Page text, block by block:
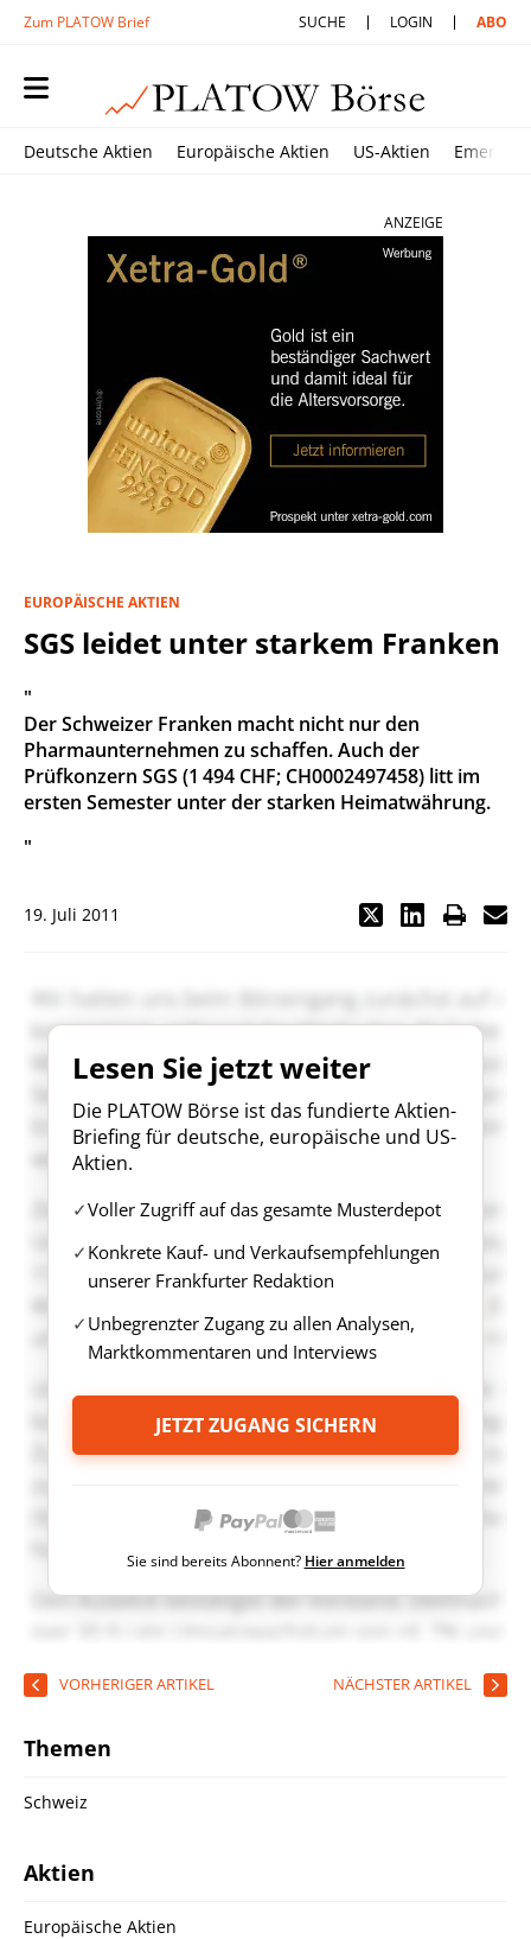
Zum PLATOW Brief SUCHE LOGIN ABO
Deutsche Aktien Europäische Aktien US-Aktien
ANZEIGE
EUROPÄISCHE AKTIEN
SGS leidet unter starkem Franken
"
Der Schweizer Franken macht nicht nur den
Pharmaunternehmen zu schaffen. Auch der
Prüfkonzern SGS (1 494 CHF; CH0002497458) litt im
ersten Semester unter der starken Heimatwährung.
"
19. Juli 2011
Lesen Sie jetzt weiter
Die PLATOW Börse ist das fundierte Aktien-
Briefing für deutsche, europäische und US-
Aktien.
Voller Zugriff auf das gesamte Musterdepot
Konkrete Kauf- und Verkaufsempfehlungen
unserer Frankfurter Redaktion
Unbegrenzter Zugang zu allen Analysen,
Marktkommentaren und Interviews
JETZT ZUGANG SICHERN
Sie sind bereits Abonnent? Hier anmelden
VORHERIGER ARTIKEL NÄCHSTER ARTIKEL
Themen
Schweiz
Aktien
Europäische Aktien